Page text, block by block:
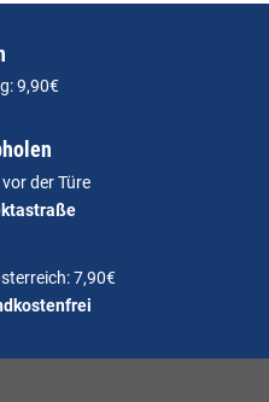
9,90€
der Türe
7,90€